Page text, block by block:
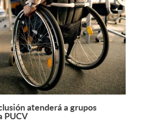
Leer más +
atenderá a grupos
PUCV